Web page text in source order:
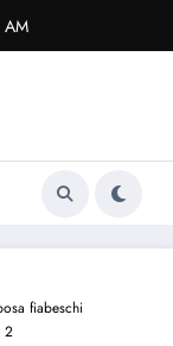
fiabeschi
2